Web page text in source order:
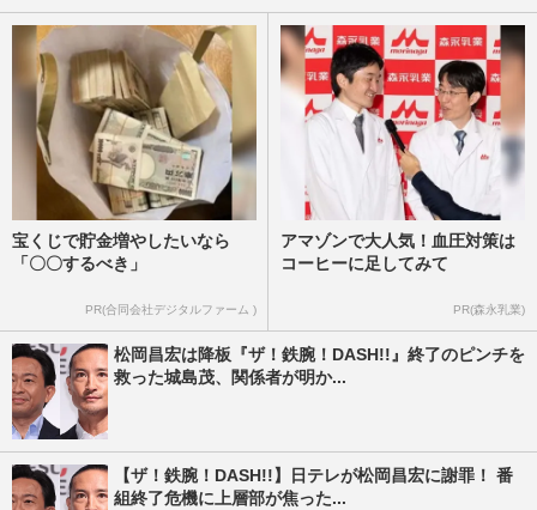
宝くじで貯金増やしたいなら
「〇〇するべき」
PR(合同会社デジタルファーム )
アマゾンで大人気！血圧対策は
コーヒーに足してみて
PR(森永乳業)
松岡昌宏は降板『ザ！鉄腕！DASH!!』終了のピンチを
救った城島茂、関係者が明か...
【ザ！鉄腕！DASH!!】日テレが松岡昌宏に謝罪！ 番
組終了危機に上層部が焦った...